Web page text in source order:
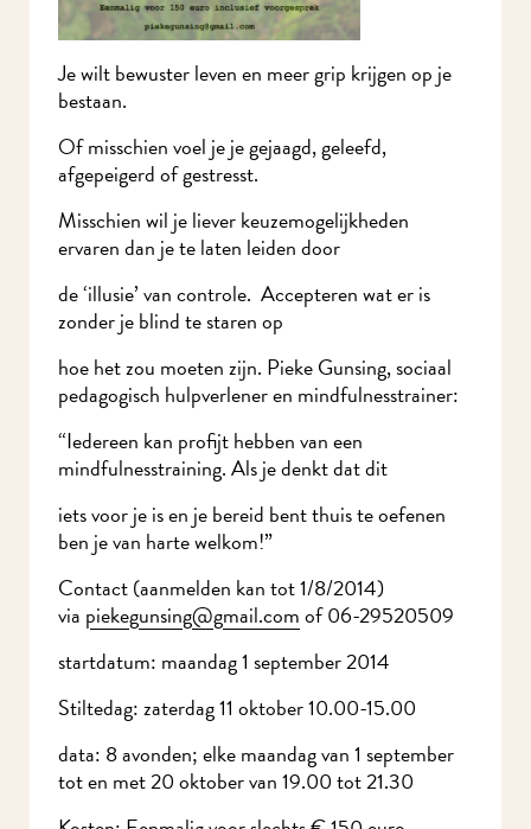
Je wilt bewuster leven en meer grip krijgen op je
bestaan.
Of misschien voel je je gejaagd, geleefd,
afgepeigerd of gestresst.
Misschien wil je liever keuzemogelijkheden
ervaren dan je te laten leiden door
de ‘illusie’ van controle. Accepteren wat er is
zonder je blind te staren op
hoe het zou moeten zijn. Pieke Gunsing, sociaal
pedagogisch hulpverlener en mindfulnesstrainer:
“Iedereen kan profijt hebben van een
mindfulnesstraining. Als je denkt dat dit
iets voor je is en je bereid bent thuis te oefenen
ben je van harte welkom!”
Contact (aanmelden kan tot 1/8/2014)
via piekegunsing@gmail.comof 06-29520509
startdatum: maandag 1 september 2014
Stiltedag: zaterdag 11 oktober 10.00-15.00
data: 8 avonden; elke maandag van 1 september
tot en met 20 oktober van 19.00 tot 21.30